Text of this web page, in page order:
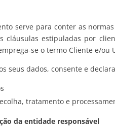
serve para conter as
cláusulas estipuladas por
se o termo Cliente e/
seus dados, consente e
tratamento e
da entidade responsável